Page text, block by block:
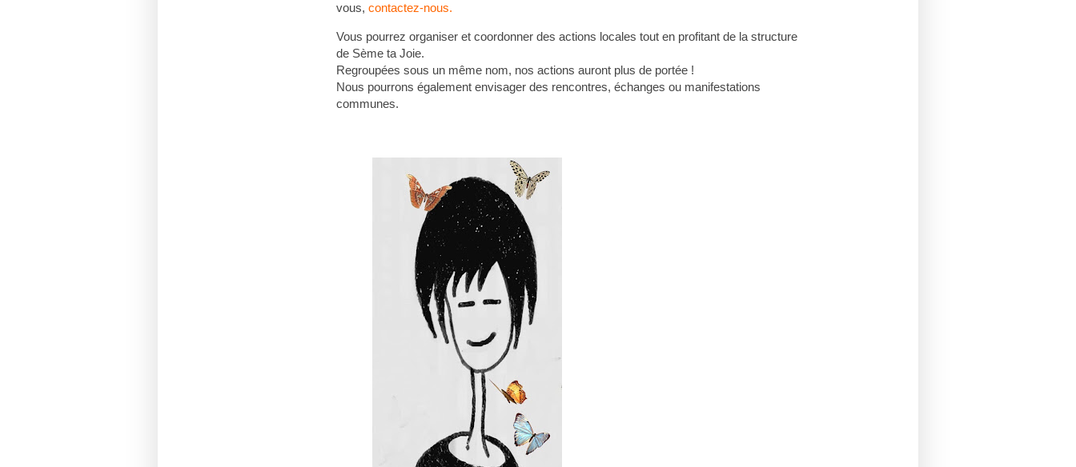
vous, contactez-nous.
Vous pourrez organiser et coordonner des actions locales tout en profitant de la structure
de Sème ta Joie.
Regroupées sous un même nom, nos actions auront plus de portée !
Nous pourrons également envisager des rencontres, échanges ou manifestations
communes.